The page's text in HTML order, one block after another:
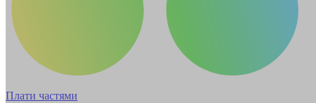
Плати частями